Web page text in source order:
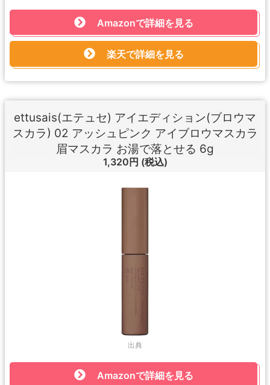
Amazonで詳細を見る
楽天で詳細を見る
ettusais(エテュセ) アイエディション(ブロウマ
スカラ) 02 アッシュピンク アイブロウマスカラ
眉マスカラ お湯で落とせる 6g
1,320円 (税込)
出典
Amazonで詳細を見る